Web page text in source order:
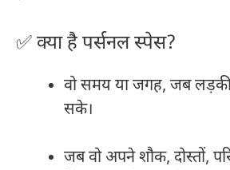
✅ क्या है पर्सनल स्पेस?
वो समय या जगह, जब
सके।
जब वो अपने शौक, दोस्तों,